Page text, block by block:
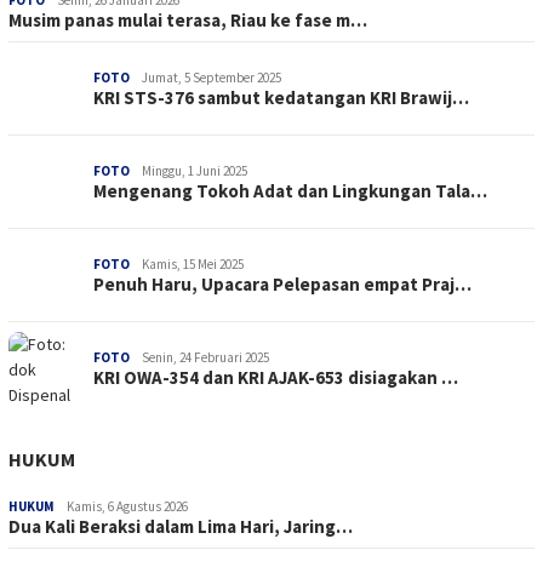
Musim panas mulai terasa, Riau ke fase m…
FOTO Jumat, 5 September 2025
KRI STS-376 sambut kedatangan KRI Brawij…
FOTO Minggu, 1 Juni 2025
Mengenang Tokoh Adat dan Lingkungan Tala…
FOTO Kamis, 15 Mei 2025
Penuh Haru, Upacara Pelepasan empat Praj…
FOTO Senin, 24 Februari 2025
KRI OWA-354 dan KRI AJAK-653 disiagakan …
HUKUM
HUKUM Kamis, 6 Agustus 2026
Dua Kali Beraksi dalam Lima Hari, Jaring…